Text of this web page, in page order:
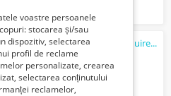
Colocare server, servere în România, găzduire web – Megahost.ro
vanzatorul
voastre persoanele
stocarea și/sau
dispozitiv, selectarea
profil de reclame
personalizate, crearea
selectarea conținutului
reclamelor,